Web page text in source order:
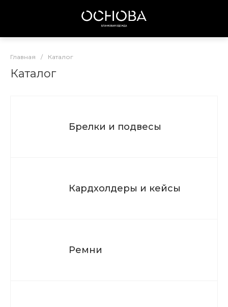
Главная / Каталог
Каталог
Брелки и подвесы
Кардхолдеры и кейсы
Ремни